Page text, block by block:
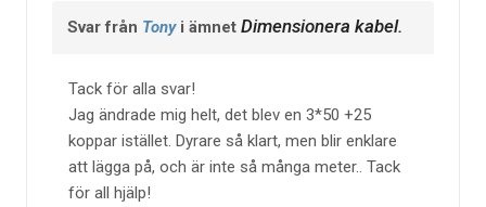
Svar från Tonyi ämnet Dimensionera kabel.
Tack för alla svar!
Jag ändrade mig helt, det blev en 3*50 +25
koppar istället. Dyrare så klart, men blir enklare
att lägga på, och är inte så många meter.. Tack
för all hjälp!